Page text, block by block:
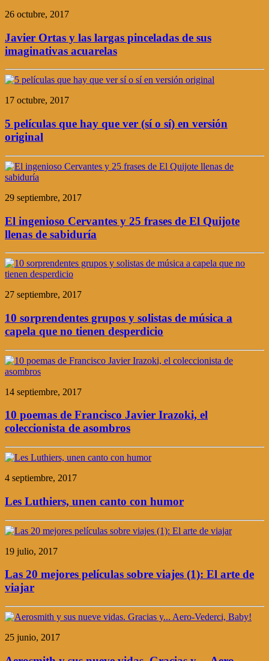
26 octubre, 2017
Javier Ortas y las largas pinceladas de sus
imaginativas acuarelas
17 octubre, 2017
5 películas que hay que ver (sí o sí) en versión
original
29 septiembre, 2017
El ingenioso Cervantes y 25 frases de El Quijote
llenas de sabiduría
27 septiembre, 2017
10 sorprendentes grupos y solistas de música a
capela que no tienen desperdicio
14 septiembre, 2017
10 poemas de Francisco Javier Irazoki, el
coleccionista de asombros
4 septiembre, 2017
Les Luthiers, unen canto con humor
19 julio, 2017
Las 20 mejores películas sobre viajes (1): El arte de
viajar
25 junio, 2017